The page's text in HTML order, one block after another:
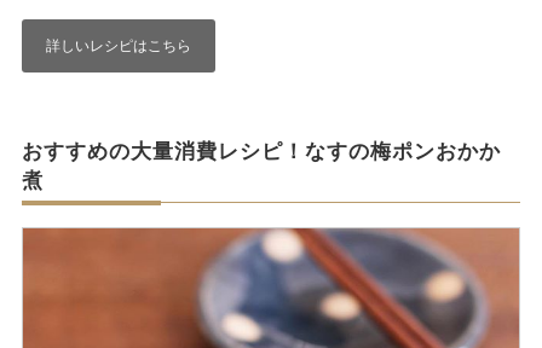
詳しいレシピはこちら
おすすめの大量消費レシピ！なすの梅ポンおかか
煮